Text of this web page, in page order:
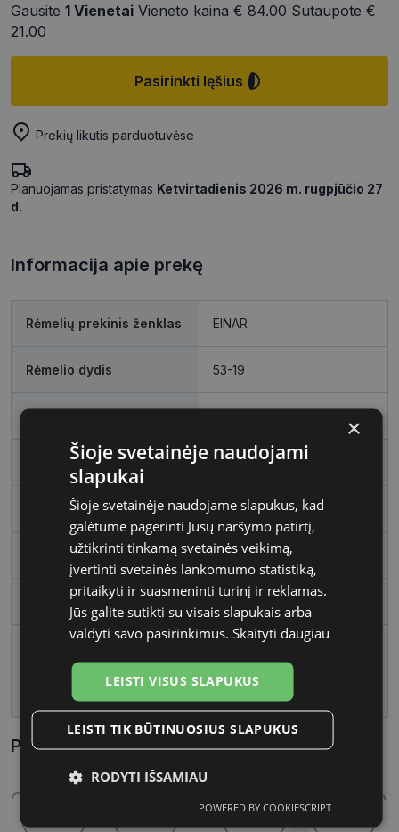
Gausite 1 Vienetai Vieneto kaina € 84.00 Sutaupote €
21.00
Pasirinkti lęšius
Prekių likutis parduotuvėse
Planuojamas pristatymas Ketvirtadienis 2026 m. rugpjūčio 27
d.
Informacija apie prekę
Rėmelių prekinis ženklas EINAR
Rėmelio dydis 53-19
Rėmelio spalva brown tort
Rėmelio tipas Plastmasinis
Rėmelio forma Kvadratas
Vartotojų grupė Vyrams
Tarpnosės plotis, mm
Parametrai Kaip sužinoti savo akinių dydį?
×
Šioje svetainėje naudojami
slapukai
Šioje svetainėje naudojame slapukus, kad
galėtume pagerinti Jūsų naršymo patirtį,
užtikrinti tinkamą svetainės veikimą,
įvertinti svetainės lankomumo statistiką,
pritaikyti ir suasmeninti turinį ir reklamas.
Jūs galite sutikti su visais slapukais arba
valdyti savo pasirinkimus. Skaityti daugiau
LEISTI VISUS SLAPUKUS
LEISTI TIK BŪTINUOSIUS SLAPUKUS
RODYTI IŠSAMIAU
Statistikos
Rinkodaros
POWERED BY COOKIESCRIPT